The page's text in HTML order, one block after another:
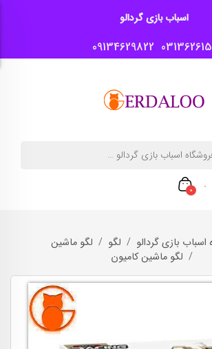
اسباب بازی گردالو
09134629822
0
اسباب بازی گردالو لگو
لگو ماشین
لگو ماشین کامیون